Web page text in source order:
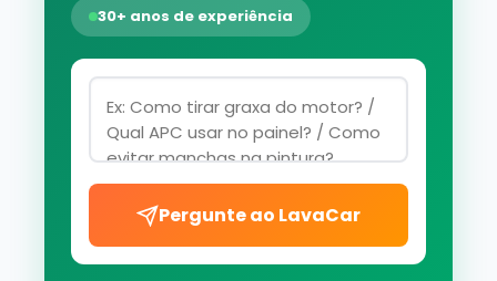
30+ anos de experiência
Pergunte ao LavaCar